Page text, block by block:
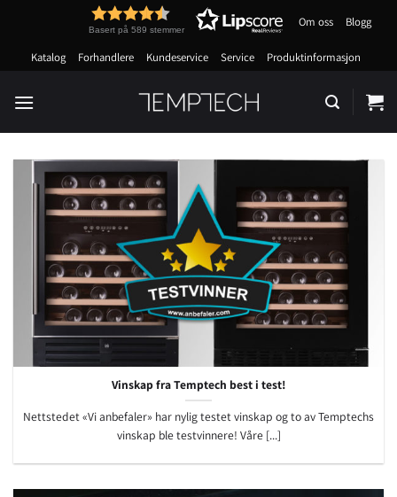
content
Basert på 589 stemmer
Om oss Blogg
Katalog Forhandlere Kundeservice Service Produktinformasjon
Vinskap fra Temptech best i test!
Nettstedet «Vi anbefaler» har nylig testet vinskap og to av Temptechs
vinskap ble testvinnere! Våre [...]